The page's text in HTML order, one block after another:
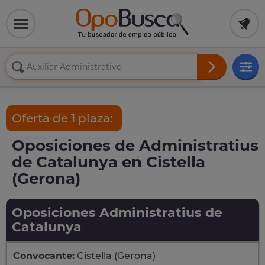
Oferta de 1 plaza:
Oposiciones de Administratius
de Catalunya en Cistella
(Gerona)
Oposiciones Administratius de
Catalunya
Convocante: Cistella (Gerona)